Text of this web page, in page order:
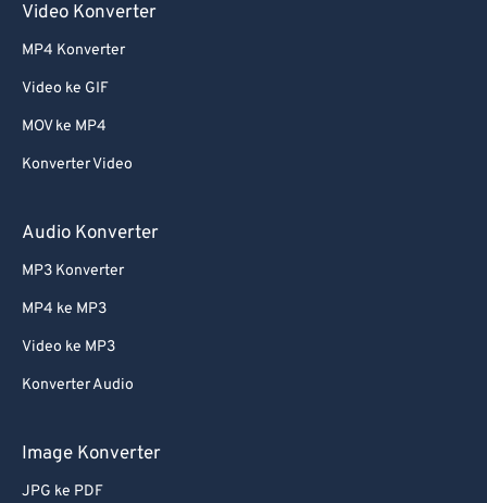
Video Konverter
MP4 Konverter
Video ke GIF
MOV ke MP4
Konverter Video
Audio Konverter
MP3 Konverter
MP4 ke MP3
Video ke MP3
Konverter Audio
Image Konverter
JPG ke PDF